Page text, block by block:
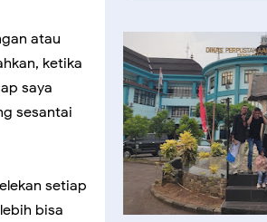
atau
ketika
saya
sesantai
setiap
bisa